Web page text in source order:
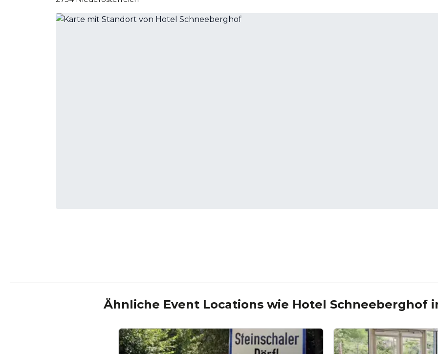
Ähnliche Event Locations wie Hotel Schneeberghof